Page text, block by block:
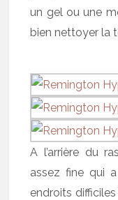
un gel ou une
bien nettoyer la
A l’arrière du
assez fine qui
endroits